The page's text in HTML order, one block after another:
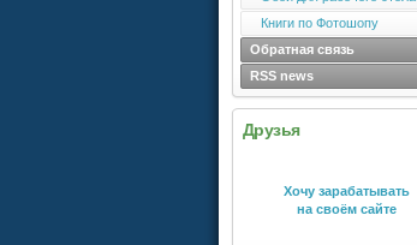
Книги по Фотошопу
Обратная связь
RSS news
Друзья
Хочу зарабатывать
на своём сайте